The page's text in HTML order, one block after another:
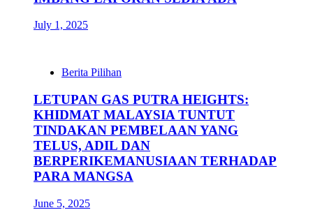
July 1, 2025
Berita Pilihan
LETUPAN GAS PUTRA HEIGHTS:
KHIDMAT MALAYSIA TUNTUT
TINDAKAN PEMBELAAN YANG
TELUS, ADIL DAN
BERPERIKEMANUSIAAN TERHADAP
PARA MANGSA
June 5, 2025